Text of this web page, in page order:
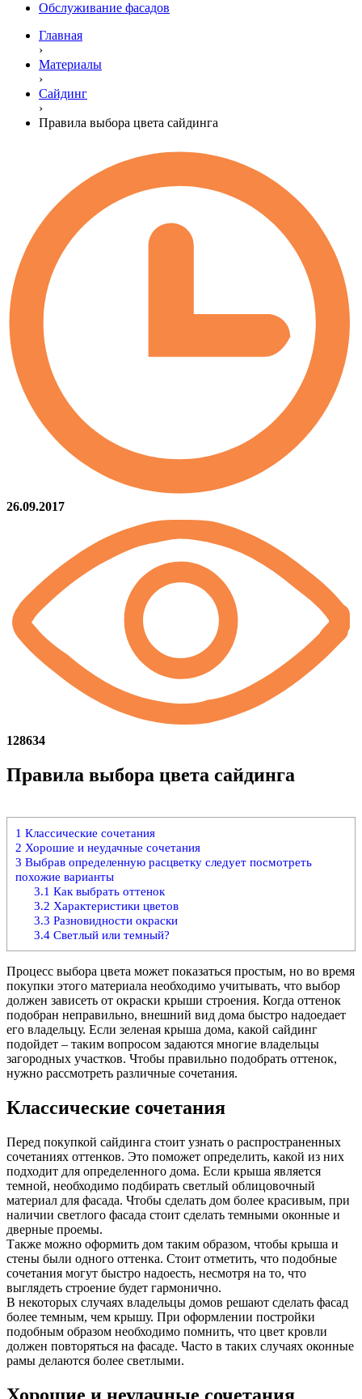
Обслуживание фасадов
Главная
›
Материалы
›
Сайдинг
›
Правила выбора цвета сайдинга
26.09.2017
128634
Правила выбора цвета сайдинга
1 Классические сочетания
2 Хорошие и неудачные сочетания
3 Выбрав определенную расцветку следует посмотреть
похожие варианты
3.1 Как выбрать оттенок
3.2 Характеристики цветов
3.3 Разновидности окраски
3.4Светлый или темный?
Процесс выбора цвета может показаться простым, но во время
покупки этого материала необходимо учитывать, что выбор
должен зависеть от окраски крыши строения. Когда оттенок
подобран неправильно, внешний вид дома быстро надоедает
его владельцу. Если зеленая крыша дома, какой сайдинг
подойдет – таким вопросом задаются многие владельцы
загородных участков. Чтобы правильно подобрать оттенок,
нужно рассмотреть различные сочетания.
Классические сочетания
Перед покупкой сайдинга стоит узнать о распространенных
сочетаниях оттенков. Это поможет определить, какой из них
подходит для определенного дома. Если крыша является
темной, необходимо подбирать светлый облицовочный
материал для фасада. Чтобы сделать дом более красивым, при
наличии светлого фасада стоит сделать темными оконные и
дверные проемы.
Также можно оформить дом таким образом, чтобы крыша и
стены были одного оттенка. Стоит отметить, что подобные
сочетания могут быстро надоесть, несмотря на то, что
выглядеть строение будет гармонично.
В некоторых случаях владельцы домов решают сделать фасад
более темным, чем крышу. При оформлении постройки
подобным образом необходимо помнить, что цвет кровли
должен повторяться на фасаде. Часто в таких случаях оконные
рамы делаются более светлыми.
Хорошие и неудачные сочетания